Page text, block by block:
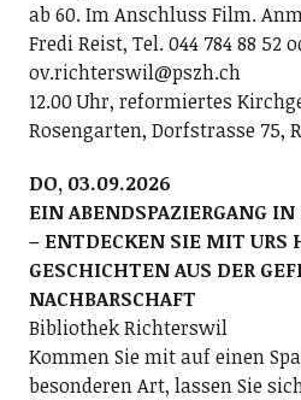
ab 60. Im Anschluss Film.
Fredi Reist, Tel. 044 784 88 52
ov.richterswil@pszh.ch
12.00 Uhr, reformiertes
Rosengarten, Dorfstrasse 75,
DO, 03.09.2026
EIN ABENDSPAZIERGANG
– ENTDECKEN SIE MIT URS
GESCHICHTEN AUS DER
NACHBARSCHAFT
Bibliothek Richterswil
Kommen Sie mit auf einen
besonderen Art, lassen Sie